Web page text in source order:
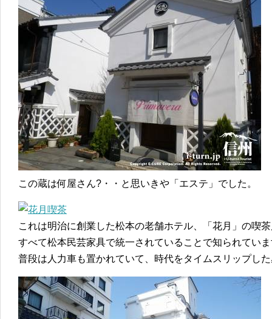
この蔵は何屋さん?・・と思いきや「エステ」でした。
これは明治に創業した松本の老舗ホテル、「花月」の喫
すべて松本民芸家具で統一されていることで知られてい
普段は人力車も置かれていて、時代をタイムスリップし